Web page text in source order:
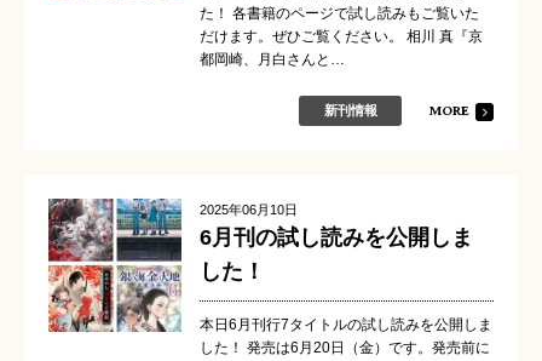
た！ 各書籍のページで試し読みもご覧いた
だけます。ぜひご覧ください。 相川 真『京
都岡崎、月白さんと…
新刊情報 MORE
2025年06月10日
6月刊の試し読みを公開しま
した！
本日6月刊行7タイトルの試し読みを公開しま
した！ 発売は6月20日（金）です。発売前に